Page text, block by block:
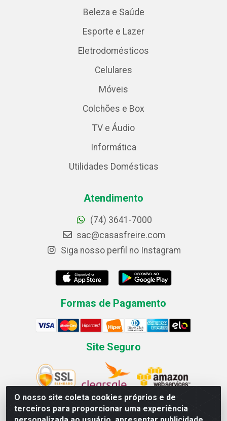
O nosso site coleta cookies próprios e de
terceiros para proporcionar uma experiência
Beleza e Saúde
Esporte e Lazer
Eletrodomésticos
Celulares
Móveis
Colchões e Box
TV e Áudio
Informática
Utilidades Domésticas
Atendimento
(74) 3641-7000
sac@casasfreire.com
Siga nosso perfil no Instagram
Formas de Pagamento
Site Seguro